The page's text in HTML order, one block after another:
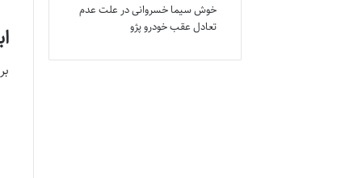
خوش سیما خسروانیدر علت عدم
تعادل عقب خودرو پژو